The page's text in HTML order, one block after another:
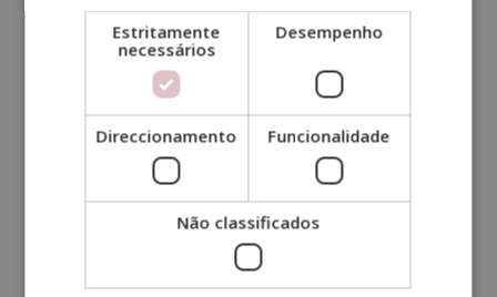
Mestrado Internacional Especializado em
Tatuagens + Mestrado Internacional em
Higiene Sanitária
1.680,00€ O
preço
era:
420,00€O
preço
atual
é:
Estritamente
necessários
Desempenho
Direccionamento Funcionalidade
Não classificados